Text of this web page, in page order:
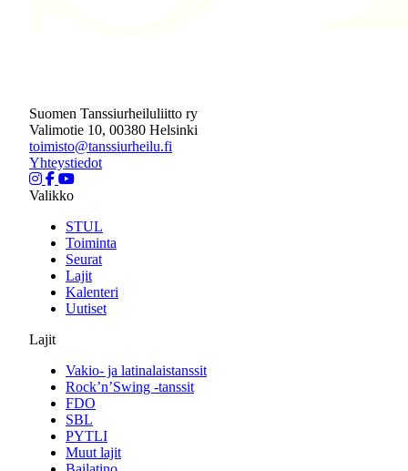
Suomen Tanssiurheiluliitto ry
Valimotie 10, 00380 Helsinki
toimisto@tanssiurheilu.fi
Yhteystiedot
Valikko
STUL
Toiminta
Seurat
Lajit
Kalenteri
Uutiset
Lajit
Vakio- ja latinalaistanssit
Rock’n’Swing -tanssit
FDO
SBL
PYTLI
Muut lajit